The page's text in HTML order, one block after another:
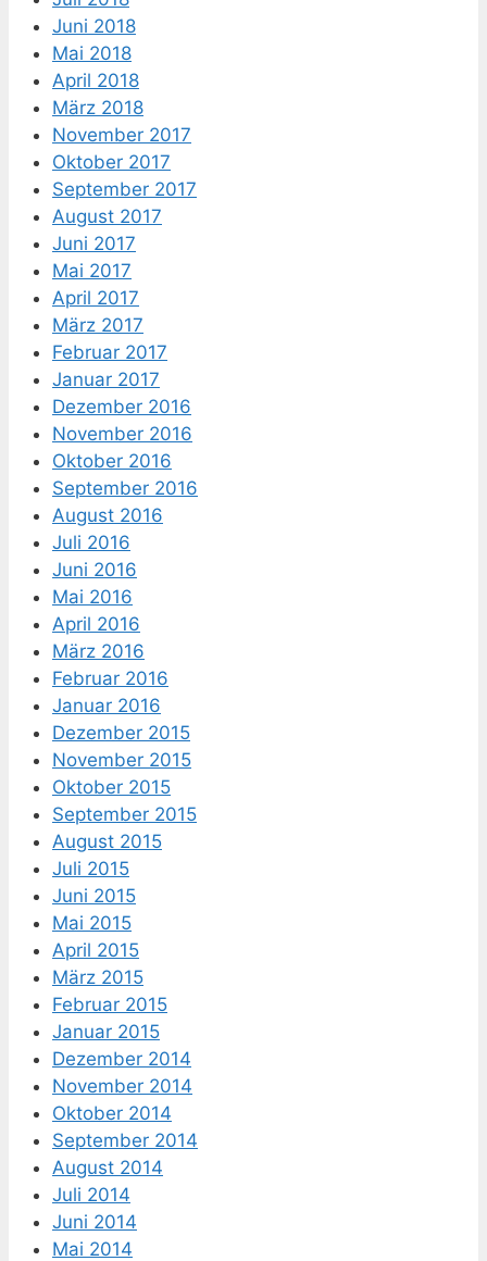
Juni 2018
Mai 2018
April 2018
März 2018
November 2017
Oktober 2017
September 2017
August 2017
Juni 2017
Mai 2017
April 2017
März 2017
Februar 2017
Januar 2017
Dezember 2016
November 2016
Oktober 2016
September 2016
August 2016
Juli 2016
Juni 2016
Mai 2016
April 2016
März 2016
Februar 2016
Januar 2016
Dezember 2015
November 2015
Oktober 2015
September 2015
August 2015
Juli 2015
Juni 2015
Mai 2015
April 2015
März 2015
Februar 2015
Januar 2015
Dezember 2014
November 2014
Oktober 2014
September 2014
August 2014
Juli 2014
Juni 2014
Mai 2014